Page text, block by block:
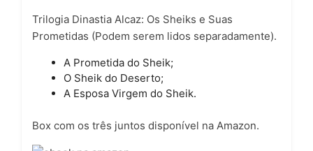
Trilogia Dinastia Alcaz: Os Sheiks e Suas
Prometidas (Podem serem lidos separadamente).
A Prometida do Sheik;
O Sheik do Deserto;
A Esposa Virgem do Sheik.
Box com os três juntos disponível na Amazon.